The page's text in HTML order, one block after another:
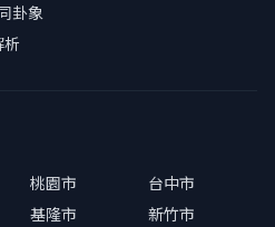
卦象
桃園市
台中市
基隆市
新竹市